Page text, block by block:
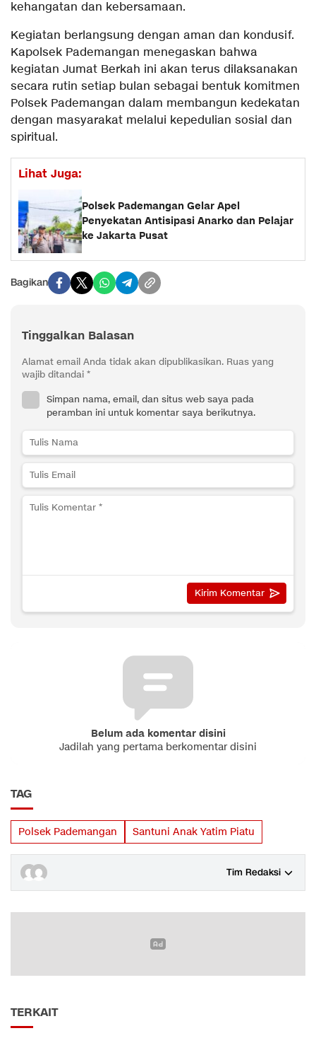
kehangatan dan kebersamaan.
Kegiatan berlangsung dengan aman dan kondusif.
Kapolsek Pademangan menegaskan bahwa
kegiatan Jumat Berkah ini akan terus dilaksanakan
secara rutin setiap bulan sebagai bentuk komitmen
Polsek Pademangan dalam membangun kedekatan
dengan masyarakat melalui kepedulian sosial dan
spiritual.
Lihat Juga:
Polsek Pademangan Gelar Apel
Penyekatan Antisipasi Anarko dan Pelajar
ke Jakarta Pusat
Bagikan
Tinggalkan Balasan
Alamat email Anda tidak akan dipublikasikan. Ruas yang
wajib ditandai *
Simpan nama, email, dan situs web saya pada
peramban ini untuk komentar saya berikutnya.
Belum ada komentar disini
Jadilah yang pertama berkomentar disini
TAG
Polsek Pademangan Santuni Anak Yatim Piatu
Tim Redaksi
TERKAIT